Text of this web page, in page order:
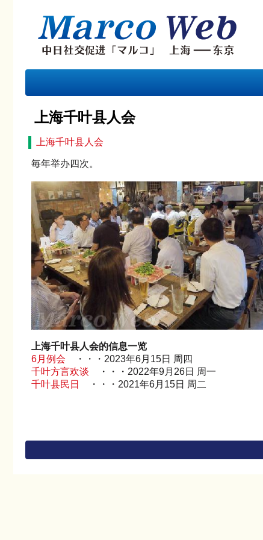
上海千叶县人会
上海千叶县人会
毎年举办四次。
上海千叶县人会的信息一览
6月例会 ・・・2023年6月15日 周四
千叶方言欢谈 ・・・2022年9月26日 周一
千叶县民日
・・・2021年6月15日 周二